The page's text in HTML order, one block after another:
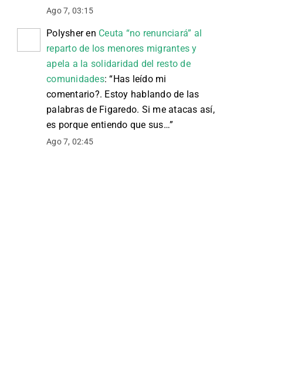
Ago 7, 03:15
Polysheren Ceuta “no renunciará” al
reparto de los menores migrantes y
apela a la solidaridad del resto de
comunidades: “Has leído mi
comentario?. Estoy hablando de las
palabras de Figaredo. Si me atacas así,
es porque entiendo que sus…”
Ago 7, 02:45